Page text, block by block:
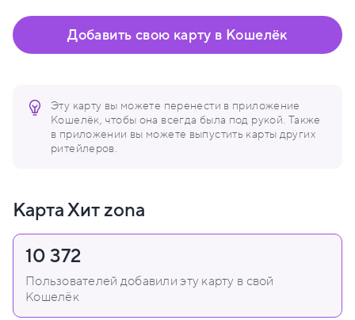
Эту карту вы можете перенести в приложение
Кошелёк, чтобы она всегда была под рукой. Также
в приложении вы можете выпустить карты других
ритейлеров.
Добавить свою карту в Кошелёк
Карта Хит zona
10 372
Пользователей добавили эту карту в свой
Кошелёк